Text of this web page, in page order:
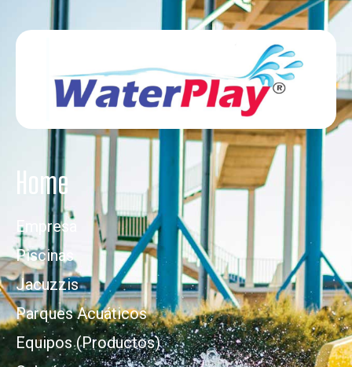
Home
Empresa
Piscinas
Jacuzzis
Parques Acuáticos
Equipos (Productos)